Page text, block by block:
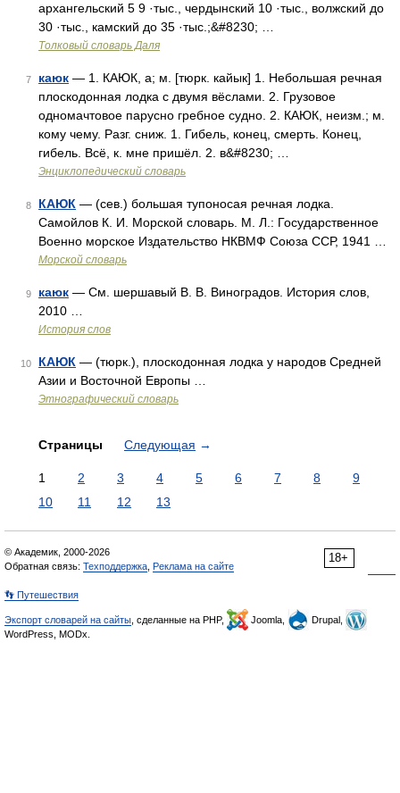
архангельский 5 9 ·тыс., чердынский 10 ·тыс., волжский до
30 ·тыс., камский до 35 ·тыс.;&#8230; …
Толковый словарь Даля
7 каюк — 1. КАЮК, а; м. [тюрк. кайык] 1. Небольшая речная
плоскодонная лодка с двумя вёслами. 2. Грузовое
одномачтовое парусно гребное судно. 2. КАЮК, неизм.; м.
кому чему. Разг. сниж. 1. Гибель, конец, смерть. Конец,
гибель. Всё, к. мне пришёл. 2. в&#8230; …
Энциклопедический словарь
8 КАЮК — (сев.) большая тупоносая речная лодка.
Самойлов К. И. Морской словарь. М. Л.: Государственное
Военно морское Издательство НКВМФ Союза ССР, 1941 …
Морской словарь
9 каюк — См. шершавый В. В. Виноградов. История слов,
2010 …
История слов
10 КАЮК — (тюрк.), плоскодонная лодка у народов Средней
Азии и Восточной Европы …
Этнографический словарь
Страницы Следующая →
1 2 3 4 5 6 7 8
9
10
11 12 13
18+
© Академик, 2000-2026
Обратная связь: Техподдержка Реклама на сайте
👣 Путешествия
Экспорт словарей на сайты , сделанные на PHP, Joomla,
Drupal,
WordPress, MODx.